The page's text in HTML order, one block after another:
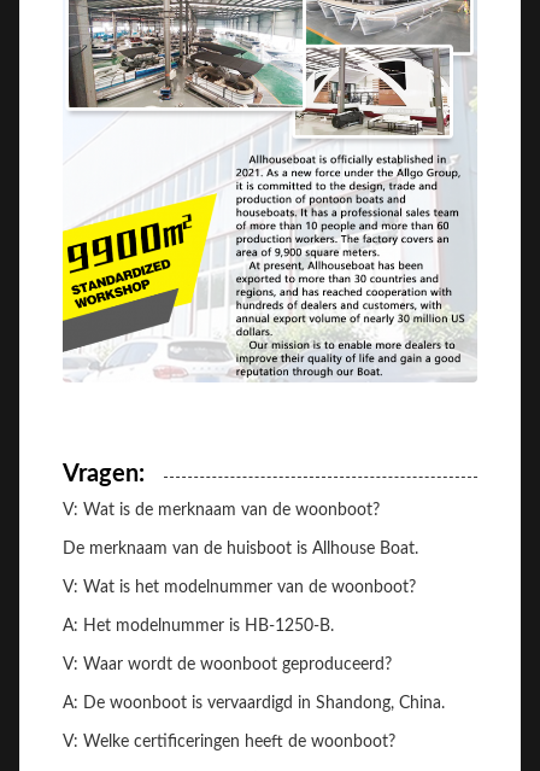
Vragen:
V: Wat is de merknaam van de woonboot?
De merknaam van de huisboot is Allhouse Boat.
V: Wat is het modelnummer van de woonboot?
A: Het modelnummer is HB-1250-B.
V: Waar wordt de woonboot geproduceerd?
A: De woonboot is vervaardigd in Shandong, China.
V: Welke certificeringen heeft de woonboot?